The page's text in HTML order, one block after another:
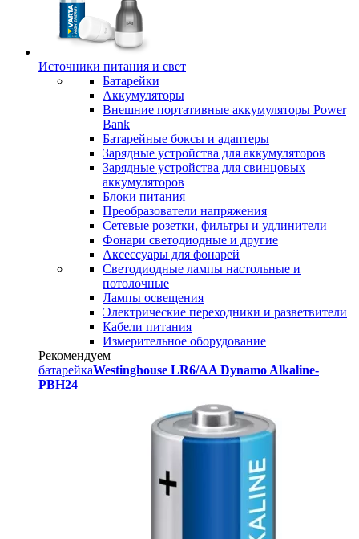
Источники питания и свет
Батарейки
Аккумуляторы
Внешние портативные аккумуляторы Power
Bank
Батарейные боксы и адаптеры
Зарядные устройства для аккумуляторов
Зарядные устройства для свинцовых
аккумуляторов
Блоки питания
Преобразователи напряжения
Сетевые розетки, фильтры и удлинители
Фонари светодиодные и другие
Аксессуары для фонарей
Светодиодные лампы настольные и
потолочные
Лампы освещения
Электрические переходники и разветвители
Кабели питания
Измерительное оборудование
Рекомендуем
батарейкаWestinghouse LR6/AA Dynamo Alkaline-
PBH24